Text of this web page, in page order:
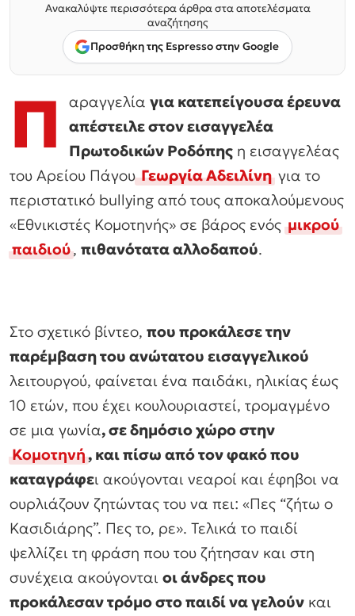
Ανακαλύψτε περισσότερα άρθρα στα αποτελέσματα
αναζήτησης
Προσθήκη της Espresso στην Google
Π αραγγελία για κατεπείγουσα έρευνα
απέστειλε στον εισαγγελέα
Πρωτοδικών Ροδόπης η εισαγγελέας
του Αρείου Πάγου Γεωργία Αδειλίνηγια το
περιστατικό bullying από τους αποκαλούμενους
«Εθνικιστές Κομοτηνής» σε βάρος ενόςμικρού
παιδιού, πιθανότατα αλλοδαπού.
Στο σχετικό βίντεο, που προκάλεσε την
παρέμβαση του ανώτατου εισαγγελικού
λειτουργού, φαίνεται ένα παιδάκι, ηλικίας έως
10 ετών, που έχει κουλουριαστεί, τρομαγμένο
σε μια γωνία, σε δημόσιο χώρο στην
Κομοτηνή, και πίσω από τον φακό που
καταγράφει ακούγονται νεαροί και έφηβοι να
ουρλιάζουν ζητώντας του να πει: «Πες “ζήτω ο
Κασιδιάρης”. Πες το, ρε». Τελικά το παιδί
ψελλίζει τη φράση που του ζήτησαν και στη
συνέχεια ακούγονται οι άνδρες που
προκάλεσαν τρόμο στο παιδί να γελούν και